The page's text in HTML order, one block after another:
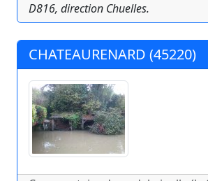
D816, direction Chuelles.
CHATEAURENARD (45220)